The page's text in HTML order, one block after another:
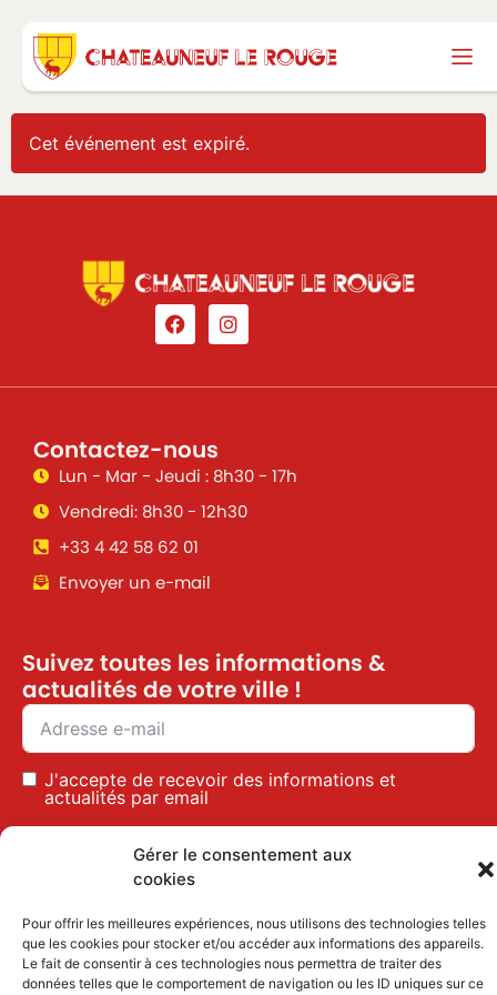
Gérer le consentement aux
cookies
Pour offrir les meilleures expériences, nous utilisons des technologies telles
que les cookies pour stocker et/ou accéder aux informations des appareils.
Le fait de consentir à ces technologies nous permettra de traiter des
données telles que le comportement de navigation ou les ID uniques sur ce
Cet événement est expiré.
Contactez-nous
Lun - Mar - Jeudi : 8h30 - 17h
Vendredi: 8h30 - 12h30
+33 4 42 58 62 01
Envoyer un e-mail
Suivez toutes les informations &
actualités de votre ville !
J'accepte de recevoir des informations et
actualités par email
Inscription
Mentions légales|Politique des cookies